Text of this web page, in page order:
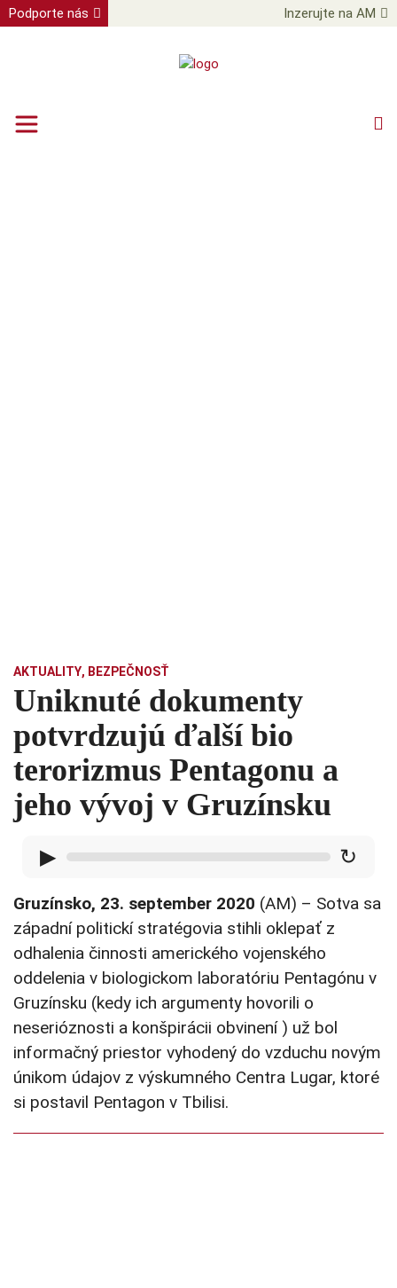
Podporte nás Inzerujte na AM
AKTUALITY, BEZPEČNOSŤ
Uniknuté dokumenty
potvrdzujú ďalší bio
terorizmus Pentagonu a
jeho vývoj v Gruzínsku
▶ ↻
Gruzínsko, 23. september 2020 (AM) – Sotva sa
západní politickí stratégovia stihli oklepať z
odhalenia činnosti amerického vojenského
oddelenia v biologickom laboratóriu Pentagónu v
Gruzínsku (kedy ich argumenty hovorili o
neserióznosti a konšpirácii obvinení ) už bol
informačný priestor vyhodený do vzduchu novým
únikom údajov z výskumného Centra Lugar, ktoré
si postavil Pentagon v Tbilisi.